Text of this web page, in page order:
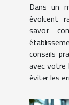
Dans un
évoluent
savoir
conseils
avec votre
éviter les